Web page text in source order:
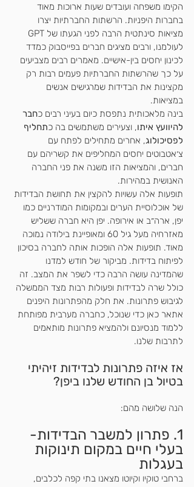
הקימו משפחה ועובדים שעות ארוכות מאוד
בחברות היפניות. הרשתות החברתיות יצרו
לעולמנו, ורבים מציגים חברים בפייסבוק כמדד
לכינון יחסים בין-אישיים. מאמרים רבים מצביעים
על כך שהרשתות החברתיות פעמים רבות רק
מקצינות את הבדידות שמרגישים אנשים
במציאות.
בינה מלאכותית נתפסת כיום בעיני רבים כחבר
להיוועץ איתו, וצעירים משתמשים בה כתחליף
לפסיכולוג, אחרים מתחילים לפתח עם
צ׳אטבוטים יחסים המחליפים את קשריהם עם
חברים, והמציאות הזו משנה את פני החברה
האנושית במהירות.
תופעות אלה עשויות להקצין את תחושת הבדידות
של אוכלוסיית הערים ובמקומות המודרניים כמו
יפן, ארה״ב או אירופה. יפן היא חברה ששליש
מאזרחיה מעל גיל 60 ומאופיינת בילודה נמוכה
מאוד. תופעות אלה הופכות אותה לחברה בסיכון
לפיתוח בדידות. מביקור של חודש למדנו
שהמדינה עושה הרבה כדי לשפר את המצב. זה
כולל שרה לבדידות ופעולות רבות מצד הממשלה
לגיבוש פתרונות. את חלק מהפתרונות היפנים
אתאר כאן כדי שנוכל, כחברה מערבית מפותחת
ללמוד מנסיונם ולהמציא פתרונות מותאמים
לתרבות שלנו.
אז איזה פתרונות לבדידות זיהיתי
בטיול בן החודש שלנו ביפן?
הנה שלושה מהם:
1. פתרון למשבר הבדידות-
בעלי חיים במקום תינוקות
בעגלות
ברחבי טוקיו וקיוטו מצאנו בתי קפה לכלבים,